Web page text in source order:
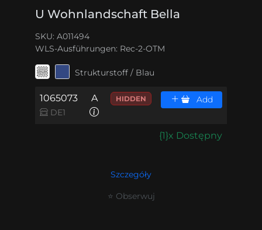
U Wohnlandschaft Bella
SKU: A011494
WLS-Ausführungen: Rec-2-OTM
Strukturstoff / Blau
1065073
DE1
A HIDDEN Add
{1}x Dostępny
Szczegóły
⭐ Obserwuj